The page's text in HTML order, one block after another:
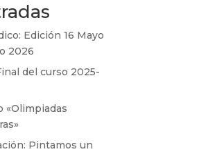
Edición 16 Mayo
2026
del curso 2025-
«Olimpiadas
Pintamos un